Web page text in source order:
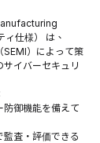
仕様） は、
SEMI）によって策
イバーセキュリ
防御機能を備えて
査・評価できる